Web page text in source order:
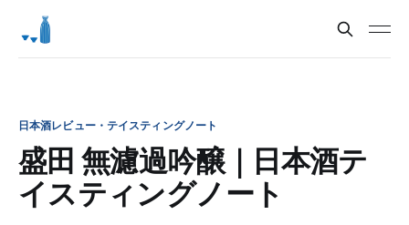
日本酒レビュー・テイスティングノート
盛田 無濾過吟醸｜日本酒テ
イスティングノート